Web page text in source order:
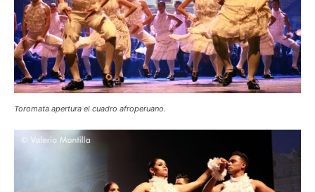
Toromata apertura el cuadro afroperuano.